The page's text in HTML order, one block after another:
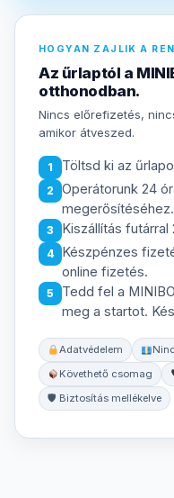
HOGYAN ZAJLIK A
Az űrlaptól a
otthonodban.
Nincs előrefizetés,
amikor átveszed.
1 Töltsd ki az
2
Operátorunk 24
megerősítéséhez.
3 Kiszállítás futárral
4
Készpénzes
online fizetés.
5
Tedd fel a
meg a startot.
Adatvédelem
Követhető csomag
🛡 Biztosítás mellékelve